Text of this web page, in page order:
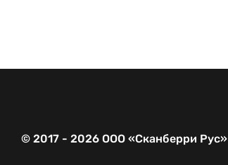
© 2017 - 2026 ООО «Сканберри Рус»